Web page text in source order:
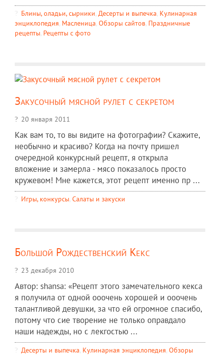
Блины, оладьи, сырники, Десерты и выпечка, Кулинарная
энциклопедия, Масленица, Обзоры сайтов, Праздничные
рецепты, Рецепты c фото
Закусочный мясной рулет с секретом
20 января 2011
Как вам то, то вы видите на фотографии? Скажите,
необычно и красиво? Когда на почту пришел
очередной конкурсный рецепт, я открыла
вложение и замерла - мясо показалось просто
кружевом! Мне кажется, этот рецепт именно пр ...
Игры, конкурсы, Салаты и закуски
Большой Рождественский Кекс
23 декабря 2010
Автор: shansa: «Рецепт этого замечательного кекса
я получила от одной ооочень хорошей и ооочень
талантливой девушки, за что ей огромное спасибо,
потому что сие творение не только оправдало
наши надежды, но с лекгостью ...
Десерты и выпечка, Кулинарная энциклопедия, Обзоры